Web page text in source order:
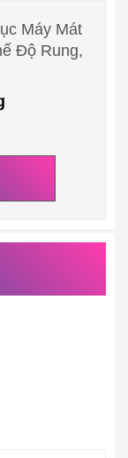
Máy Mát
Độ Rung,